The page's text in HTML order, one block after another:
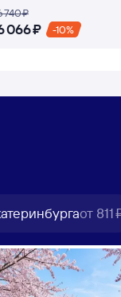
⁠740 ⁠₽
⁠066 ⁠₽ -10%
от 811